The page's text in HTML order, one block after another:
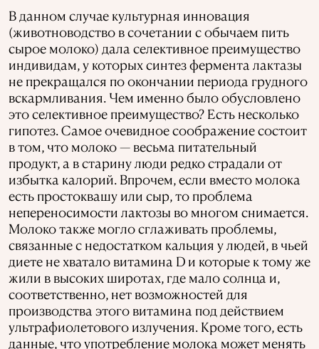
В данном случае культурная инновация
(животноводство в сочетании с обычаем пить
сырое молоко) дала селективное преимущество
индивидам, у которых синтез фермента лактазы
не прекращался по окончании периода грудного
вскармливания. Чем именно было обусловлено
это селективное преимущество? Есть несколько
гипотез. Самое очевидное соображение состоит
в том, что молоко — весьма питательный
продукт, а в старину люди редко страдали от
избытка калорий. Впрочем, если вместо молока
есть простоквашу или сыр, то проблема
непереносимости лактозы во многом снимается.
Молоко также могло сглаживать проблемы,
связанные с недостатком кальция у людей, в чьей
диете не хватало витамина D и которые к тому же
жили в высоких широтах, где мало солнца и,
соответственно, нет возможностей для
производства этого витамина под действием
ультрафиолетового излучения. Кроме того, есть
данные, что употребление молока может менять